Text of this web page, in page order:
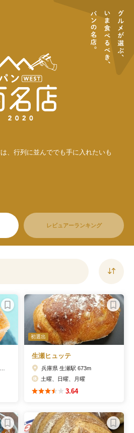
、行列に並んででも手に入れたいも
レビュアーランキング
初選出
生瀬ヒュッテ
兵庫県 生瀬駅 673m
土曜、日曜、月曜
3.64